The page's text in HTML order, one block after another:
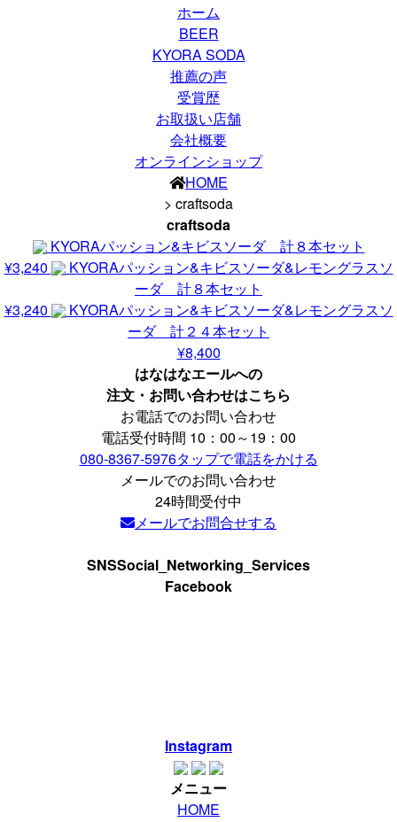
ホーム
BEER
KYORA SODA
推薦の声
受賞歴
お取扱い店舗
会社概要
オンラインショップ
HOME
> craftsoda
craftsoda
KYORAパッション&キビスソーダ 計８本セット
¥3,240
KYORAパッション&キビスソーダ&レモングラスソ
ーダ 計８本セット
¥3,240
KYORAパッション&キビスソーダ&レモングラスソ
ーダ 計２４本セット
¥8,400
はなはなエールへの
注文・お問い合わせはこちら
お電話でのお問い合わせ
電話受付時間 10：00～19：00
080-8367-5976タップで電話をかける
メールでのお問い合わせ
24時間受付中
メールでお問合せする
SNSSocial_Networking_Services
Facebook
Instagram
メニュー
HOME